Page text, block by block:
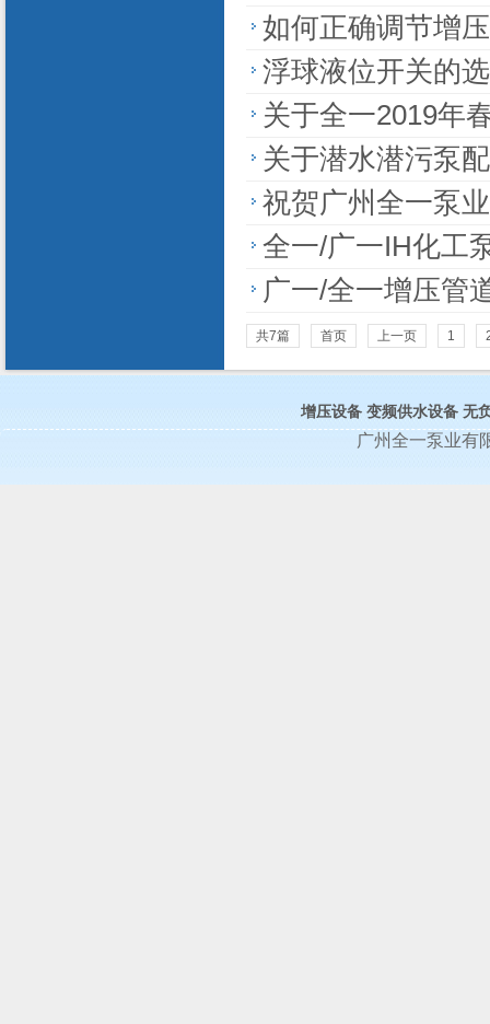
如何正确调节增
浮球液位开关的
关于全一2019年
关于潜水潜污泵
祝贺广州全一泵
全一/广一IH化工
广一/全一增压管
共7篇 首页 上一页 1
增压设备 变频供水设备 无
广州全一泵业有